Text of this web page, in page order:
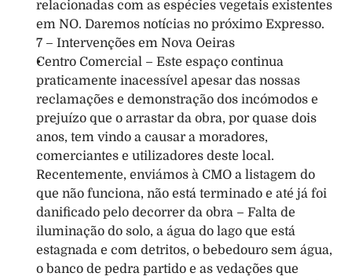
relacionadas com as espécies vegetais existentes
em NO. Daremos notícias no próximo Expresso.
7 – Intervenções em Nova Oeiras
Centro Comercial – Este espaço continua
praticamente inacessível apesar das nossas
reclamações e demonstração dos incómodos e
prejuízo que o arrastar da obra, por quase dois
anos, tem vindo a causar a moradores,
comerciantes e utilizadores deste local.
Recentemente, enviámos à CMO a listagem do
que não funciona, não está terminado e até já foi
danificado pelo decorrer da obra – Falta de
iluminação do solo, a água do lago que está
estagnada e com detritos, o bebedouro sem água,
o banco de pedra partido e as vedações que